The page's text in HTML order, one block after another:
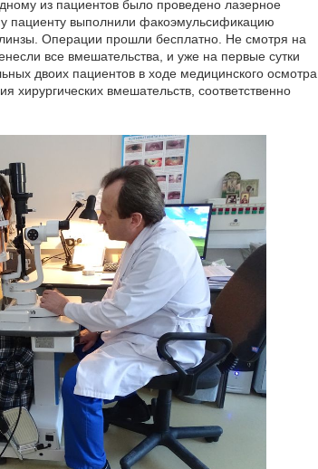
из пациентов было проведено лазерное
пациенту выполнили факоэмульсификацию
Операции прошли бесплатно. Не смотря на
все вмешательства, и уже на первые сутки
двоих пациентов в ходе медицинского осмотра
хирургических вмешательств, соответственно